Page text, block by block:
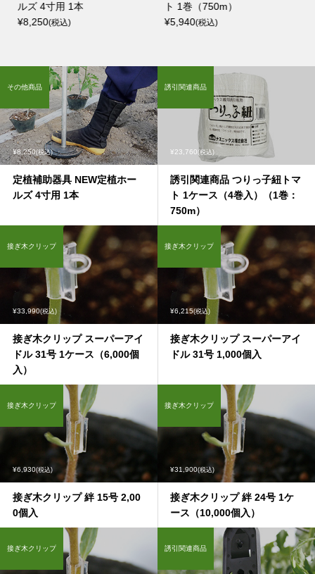
ルズ 4寸用 1本
¥8,250(税込)
ト 1巻（750m）
¥5,940(税込)
¥8,250(税込)
定植補助器具 NEW定植ホー
ルズ 4寸用 1本
その他商品
¥23,760 (税込)
誘引関連商品 つりっ子紐トマ
ト 1ケース（4巻入）（1巻：
750m）
誘引関連商品
¥33,990(税込)
接ぎ木クリップ スーパーアイ
ドル 31号 1ケース（6,000個
入）
接ぎ木クリップ
¥6,215(税込)
接ぎ木クリップ スーパーアイ
ドル 31号 1,000個入
接ぎ木クリップ
¥6,930(税込)
接ぎ木クリップ 絆 15号 2,00
0個入
接ぎ木クリップ
¥31,900(税込)
接ぎ木クリップ 絆 24号 1ケ
ース（10,000個入）
接ぎ木クリップ
接ぎ木クリップ 誘引関連商品